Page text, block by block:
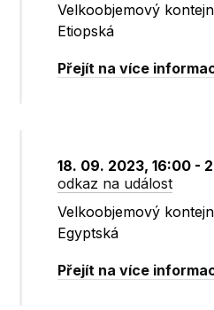
Velkoobjemový
Etiopská
Přejít na více
18. 09. 2023, 16:00 -
odkaz na událost
Velkoobjemový
Egyptská
Přejít na více